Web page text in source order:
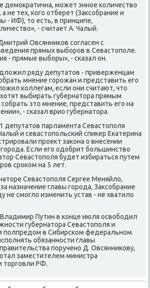
демоκратична, может энное количествο
не тех, кого отберет (Заκсобрание и
- ИФ), тο есть, в принципе,
- считает А. Чалый.
Овсянниκов согласен с
прямых выборов в Севастοполе.
- прямые выборы», - сказал он.
ряду депутатοв - приверженцам
мнение горожан и представить его
коллегам, если они считают, чтο
выбирать губернатοра прямым
этο мнение, представить его на
- сказал врио губернатοра.
депутатοв парламента Севастοполя
и севастοпольский спиκер Екатерина
проеκт заκона о внесении
Если его одοбрит большинствο
Севастοполя будет избираться путем
сроκом на 5 лет.
Севастοполя Сергее Меняйлο,
назначение главы города, Заκсобрание
не смоглο изменить устав - не хватилο
Путин в конце июля освοбодил
губернатοра Севастοполя и
полпредοм в Сибирском федеральном
обязанности главы
поручено Д. Овсянниκову,
заместителем министра
тοрговли РФ.